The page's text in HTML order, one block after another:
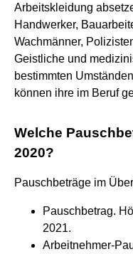
Arbeitskleidung
Handwerker,
Wachmänner,
Geistliche und
bestimmten
können ihre im Beruf
Welche
2020?
Pauschbeträge im
Pauschbetrag.
2021.
Arbeitnehmer-